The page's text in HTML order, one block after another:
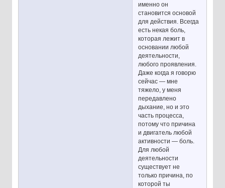
именно он
становится основой
для действия. Всегда
есть некая боль,
которая лежит в
основании любой
деятельности,
любого проявления.
Даже когда я говорю
сейчас — мне
тяжело, у меня
передавлено
дыхание, но и это
часть процесса,
потому что причина
и двигатель любой
активности — боль.
Для любой
деятельности
существует не
только причина, по
которой ты